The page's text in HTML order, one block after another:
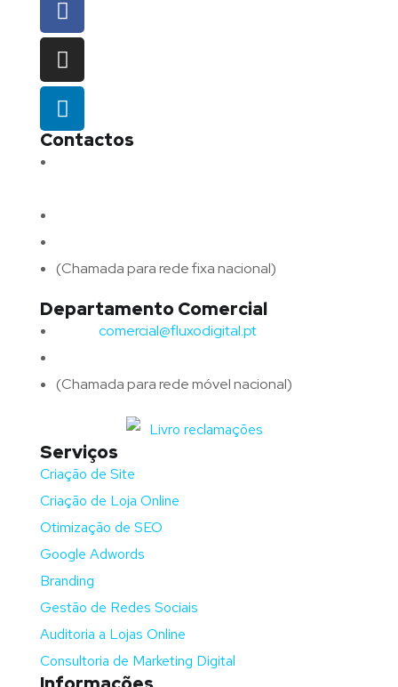
Contactos
(Chamada para rede fixa nacional)
Departamento Comercial
comercial@fluxodigital.pt
(Chamada para rede móvel nacional)
Serviços
Criação de Site
Criação de Loja Online
Otimização de SEO
Google Adwords
Branding
Gestão de Redes Sociais
Auditoria a Lojas Online
Consultoria de Marketing Digital